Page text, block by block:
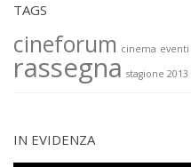
TAGS
cineforum cinema eventi
rassegna stagione 2013
IN EVIDENZA